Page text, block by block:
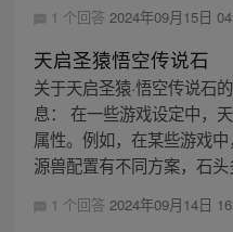
1 个回答 2024年09月15日
天启圣猿悟空传说石
关于天启圣猿·悟空传说石
息： 在一些游戏设定中，
属性。例如，在某些游戏中
源兽配置有不同方案，石
1 个回答 2024年09月14日